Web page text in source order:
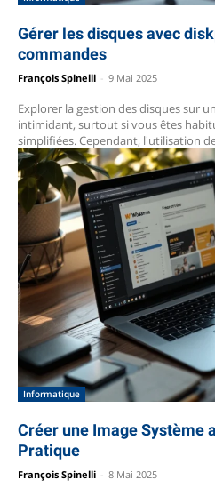
Gérer les disques avec
commandes
François Spinelli 9 Mai 2025
Explorer la gestion des disques sur
intimidant, surtout si vous êtes
simplifiées. Cependant, l'utilisation
Informatique
Créer une Image Système
Pratique
François Spinelli 8 Mai 2025